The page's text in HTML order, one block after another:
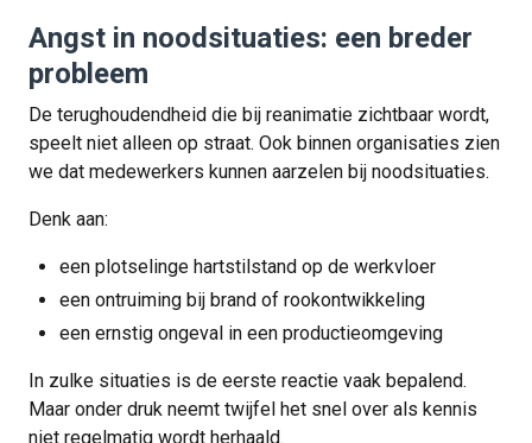
Angst in noodsituaties: een breder
probleem
De terughoudendheid die bij reanimatie zichtbaar wordt,
speelt niet alleen op straat. Ook binnen organisaties zien
we dat medewerkers kunnen aarzelen bij noodsituaties.
Denk aan:
een plotselinge hartstilstand op de werkvloer
een ontruiming bij brand of rookontwikkeling
een ernstig ongeval in een productieomgeving
In zulke situaties is de eerste reactie vaak bepalend.
Maar onder druk neemt twijfel het snel over als kennis
niet regelmatig wordt herhaald.